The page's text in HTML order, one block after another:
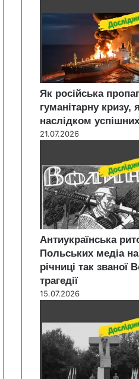
Як російська
гуманітарну кризу,
наслідком
21.07.2026
Антиукраїнська
Польських медіа
річниці так званої
трагедії
15.07.2026